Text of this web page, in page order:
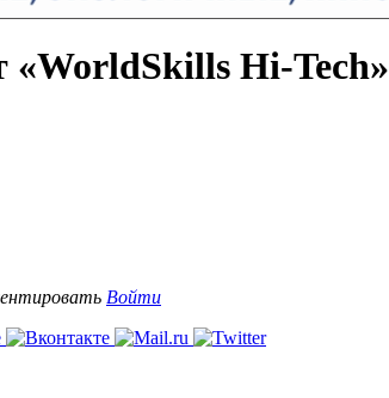
Hi-Tech»
Войти